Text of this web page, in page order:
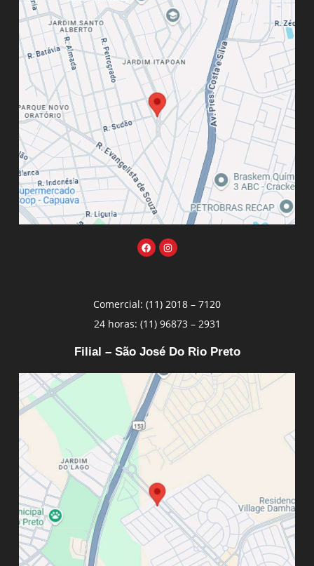
Comercial: (11) 2018 – 7120
24 horas: (11) 96873 – 2931
Filial – São José Do Rio Preto